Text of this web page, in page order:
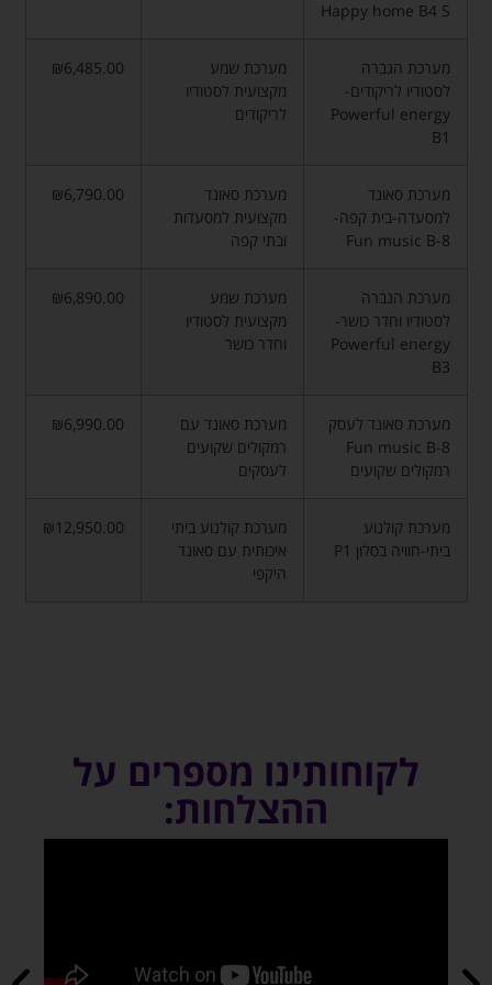
Happy home B4 S
מערכת הגברה
לסטודיו לריקודים-
Powerful energy
B1
מערכת שמע
מקצועית לסטודיו
לריקודים
₪6,485.00
מערכת סאונד
למסעדה-בית קפה-
Fun music B-8
מערכת סאונד
מקצועית למסעדות
ובתי קפה
₪6,790.00
מערכת הגברה
לסטודיו וחדר כושר-
Powerful energy
B3
מערכת שמע
מקצועית לסטודיו
וחדר כושר
₪6,890.00
מערכת סאונד לעסק
Fun music B-8
רמקולים שקועים
מערכת סאונד עם
רמקולים שקועים
לעסקים
₪6,990.00
מערכת קולנוע
ביתי-חוויה בסלון P1
מערכת קולנוע ביתי
איכותית עם סאונד
היקפי
₪12,950.00
לקוחותינו מספרים על
ההצלחות: